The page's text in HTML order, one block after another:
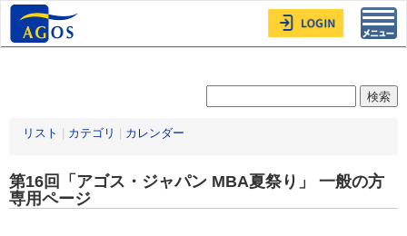
リスト カテゴリ カレンダー
第16回「アゴス・ジャパン MBA夏祭り」 一般の方
専用ページ